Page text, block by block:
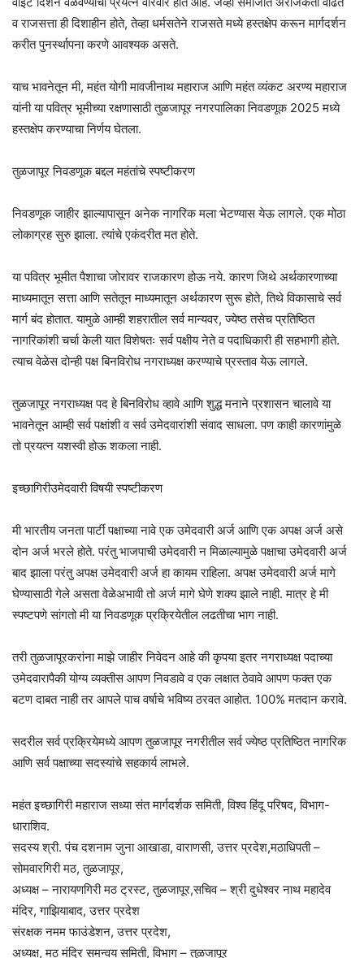
व राजसत्ता ही दिशाहीन होते, तेव्हा धर्मसतेने राजसते मध्ये हस्तक्षेप करून मार्गदर्शन
करीत पुनर्स्थापना करणे आवश्यक असते.
याच भावनेतून मी, महंत योगी मावजीनाथ महाराज आणि महंत व्यंकट अरण्य महाराज
यांनी या पवित्र भूमीच्या रक्षणासाठी तुळजापूर नगरपालिका निवडणूक 2025 मध्ये
हस्तक्षेप करण्याचा निर्णय घेतला.
तुळजापूर निवडणूक बद्दल महंतांचे स्पष्टीकरण
निवडणूक जाहीर झाल्यापासून अनेक नागरिक मला भेटण्यास येऊ लागले. एक मोठा
लोकाग्रह सुरु झाला. त्यांचे एकंदरीत मत होते.
या पवित्र भूमीत पैशाचा जोरावर राजकारण होऊ नये. कारण जिथे अर्थकारणाच्या
माध्यमातून सत्ता आणि सतेतून माध्यमातून अर्थकारण सुरू होते, तिथे विकासाचे सर्व
मार्ग बंद होतात. यामुळे आम्ही शहरातील सर्व मान्यवर, ज्येष्ठ तसेच प्रतिष्ठित
नागरिकांशी चर्चा केली यात विशेषतः सर्व पक्षीय नेते व पदाधिकारी ही सहभागी होते.
त्याच वेळेस दोन्ही पक्ष बिनविरोध नगराध्यक्ष करण्याचे प्रस्ताव येऊ लागले.
तुळजापूर नगराध्यक्ष पद हे बिनविरोध व्हावे आणि शुद्ध मनाने प्रशासन चालावे या
भावनेतून आम्ही सर्व पक्षांशी व सर्व उमेदवारांशी संवाद साधला. पण काही कारणांमुळे
तो प्रयत्न यशस्वी होऊ शकला नाही.
इच्छागिरीउमेदवारी विषयी स्पष्टीकरण
मी भारतीय जनता पार्टी पक्षाच्या नावे एक उमेदवारी अर्ज आणि एक अपक्ष अर्ज असे
दोन अर्ज भरले होते. परंतु भाजपाची उमेदवारी न मिळाल्यामुळे पक्षाचा उमेदवारी अर्ज
बाद झाला परंतु अपक्ष उमेदवारी अर्ज हा कायम राहिला. अपक्ष उमेदवारी अर्ज मागे
घेण्यासाठी गेले असता वेळेअभावी तो अर्ज मागे घेणे शक्य झाले नाही. मात्र हे मी
स्पष्टपणे सांगतो मी या निवडणूक प्रक्रियेतील लढतीचा भाग नाही.
तरी तुळजापूरकरांना माझे जाहीर निवेदन आहे की कृपया इतर नगराध्यक्ष पदाच्या
उमेदवारापैकी योग्य व्यक्तीस आपण निवडावे व एक लक्षात ठेवावे आपण फक्त एक
बटण दाबत नाही तर आपले पाच वर्षाचे भविष्य ठरवत आहोत. 100% मतदान करावे.
सदरील सर्व प्रक्रियेमध्ये आपण तुळजापूर नगरीतील सर्व ज्येष्ठ प्रतिष्ठित नागरिक
आणि सर्व पक्षाच्या सदस्यांचे सहकार्य लाभले.
महंत इच्छागिरी महाराज सध्या संत मार्गदर्शक समिती, विश्व हिंदू परिषद, विभाग-
धाराशिव.
सदस्य श्री. पंच दशनाम जुना आखाडा, वाराणसी, उत्तर प्रदेश,मठाधिपती –
सोमवारगिरी मठ, तुळजापूर,
अध्यक्ष – नारायणगिरी मठ ट्रस्ट, तुळजापूर,सचिव – श्री दुधेश्वर नाथ महादेव
मंदिर, गाझियाबाद, उत्तर प्रदेश
संरक्षक नमम फाउंडेशन, उत्तर प्रदेश,
अध्यक्ष, मठ मंदिर समन्वय समिती, विभाग – तुळजापूर